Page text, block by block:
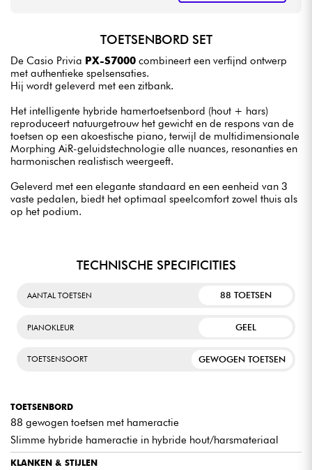
TOETSENBORD SET
De Casio Privia PX-S7000 combineert een verfijnd ontwerp
met authentieke spelsensaties.
Hij wordt geleverd met een zitbank.
Het intelligente hybride hamertoetsenbord (hout + hars)
reproduceert natuurgetrouw het gewicht en de respons van de
toetsen op een akoestische piano, terwijl de multidimensionale
Morphing AiR-geluidstechnologie alle nuances, resonanties en
harmonischen realistisch weergeeft.
Geleverd met een elegante standaard en een eenheid van 3
vaste pedalen, biedt het optimaal speelcomfort zowel thuis als
op het podium.
TECHNISCHE SPECIFICITIES
AANTAL TOETSEN 88 TOETSEN
PIANOKLEUR GEEL
TOETSENSOORT GEWOGEN TOETSEN
TOETSENBORD
88 gewogen toetsen met hameractie
Slimme hybride hameractie in hybride hout/harsmateriaal
KLANKEN & STIJLEN